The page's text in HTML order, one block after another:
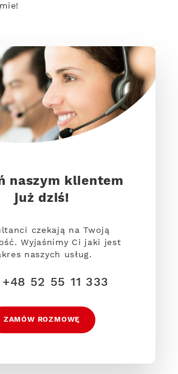
naszym klientem
już dziś!
czekają na Twoją
Wyjaśnimy Ci jaki jest
naszych usług.
+48 52 55 11 333
ZAMÓW ROZMOWĘ